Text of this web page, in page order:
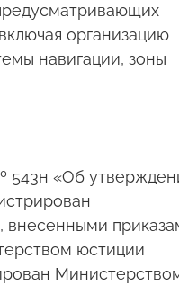
организацию
навигации, зоны
543н «Об
внесенными
юстиции